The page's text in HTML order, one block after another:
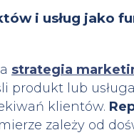
i usług jako
strategia
produkt lub usługa
klientów.
zależy od